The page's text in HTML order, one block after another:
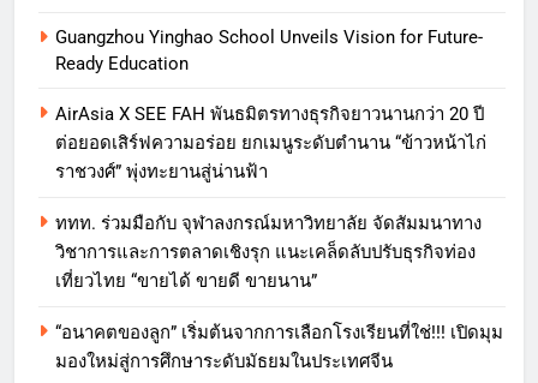
Guangzhou Yinghao School Unveils Vision for Future-
Ready Education
AirAsia X SEE FAH พันธมิตรทางธุรกิจยาวนานกว่า 20 ปี
ต่อยอดเสิร์ฟความอร่อย ยกเมนูระดับตำนาน “ข้าวหน้าไก่
ราชวงศ์” พุ่งทะยานสู่น่านฟ้า
ททท. ร่วมมือกับ จุฬาลงกรณ์มหาวิทยาลัย จัดสัมมนาทาง
วิชาการและการตลาดเชิงรุก แนะเคล็ดลับปรับธุรกิจท่อง
เที่ยวไทย “ขายได้ ขายดี ขายนาน”
“อนาคตของลูก” เริ่มต้นจากการเลือกโรงเรียนที่ใช่!!! เปิดมุม
มองใหม่สู่การศึกษาระดับมัธยมในประเทศจีน